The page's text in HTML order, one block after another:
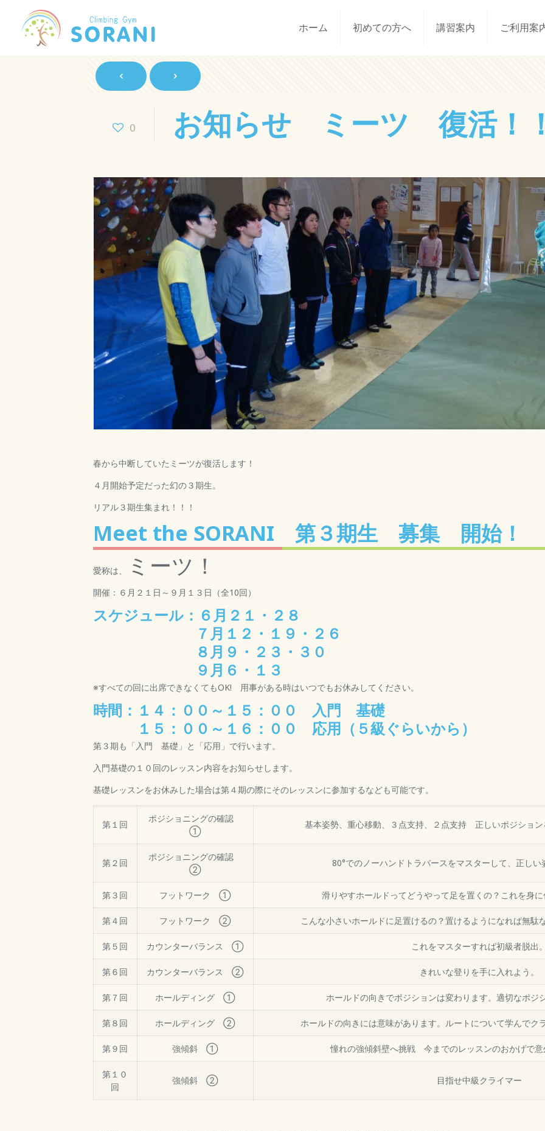
ホーム 初めての方へ 講習案内 ご利用案
0 お知らせ ミーツ 復活！
春から中断していたミーツが復活します！
４月開始予定だった幻の３期生。
リアル３期生集まれ！！！
Meet the SORANI 第３期生 募集 開始！
愛称は、 ミーツ！
開催：６月２１日～９月１３日（全10回）
スケジュール： ６月２１・２８
７月１２・１９・２６
８月９・２３・３０
９月６・１３
※すべての回に出席できなくてもOK! 用事がある時はいつでもお休みしてください。
時間：１４：００～１５：００ 入門 基礎
１５：００～１６：００ 応用（５級ぐらいから）
第３期も「入門 基礎」と「応用」で行います。
入門基礎の１０回のレッスン内容をお知らせします。
基礎レッスンをお休みした場合は第４期の際にそのレッスンに参加するなども可能です。
第１回
ポジショニングの確認
①
基本姿勢、重心移動、３点支持、２点支持 正しいポジショ
第２回
ポジショニングの確認
②
80°でのノーハンドトラバースをマスターして、正し
第３回 フットワーク ① 滑りやすホールドってどうやって足を置くの？これを身
第４回 フットワーク ② こんな小さいホールドに足置けるの？置けるようになれば無駄
第５回 カウンターバランス ① これをマスターすれば初級者脱出
第６回 カウンターバランス ② きれいな登りを手に入れよう。
第７回 ホールディング ① ホールドの向きでポジションは変わります。適切なポジ
第８回 ホールディング ② ホールドの向きには意味があります。ルートについて学んでク
第９回 強傾斜 ① 憧れの強傾斜壁へ挑戦 今までのレッスンのおかげで
第１０
回
強傾斜 ② 目指せ中級クライマー